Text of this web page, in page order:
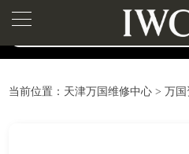
2026年6月万国售
当前位置： 天津万国维修中心 >万国